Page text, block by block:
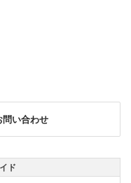
問い合わせ
ド